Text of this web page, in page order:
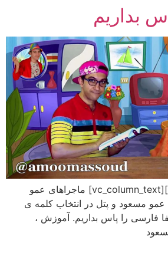
بداریم
[vc_row][vc_column][vc_column_text] ماجراهای عمو
مسعود و پتل در انتخاب کلمه ی
فارسی را پاس بداریم. آموزش ،
با عمومسعود